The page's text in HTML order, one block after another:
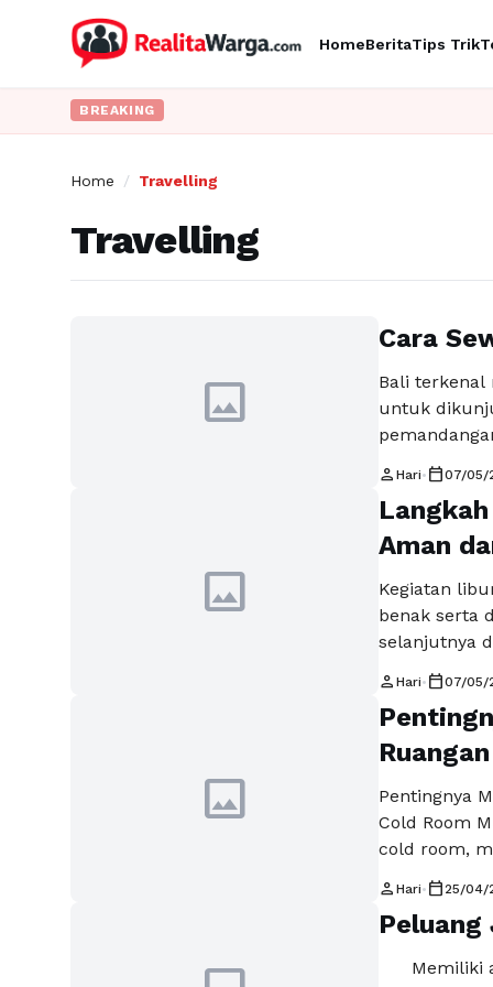
HomeBeritaTips Trik
BREAKING
Home / Travelling
Travelling
image
Cara
Bali terkenal
untuk
bersejarah
menantang
perjalanan
sesuai
person Hari• calendar_today07/05/
image
Aman
Kegiatan
benak serta
selanjutnya
ataupun
buat
saja
hanya
person Hari• calendar_today07/05/
image
Pentingnya
Cold Room
cold room,
hal yang
miliki. Selain
person Hari• calendar_today 25/04/
Peluang
Memiliki